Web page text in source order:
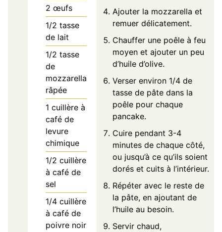
2 œufs
1/2 tasse
de lait
1/2 tasse
de
mozzarella
râpée
1 cuillère à
café de
levure
chimique
1/2 cuillère
à café de
sel
1/4 cuillère
à café de
poivre noir
Ajouter la mozzarella et
remuer délicatement.
Chauffer une poêle à feu
moyen et ajouter un peu
d’huile d’olive.
Verser environ 1/4 de
tasse de pâte dans la
poêle pour chaque
pancake.
Cuire pendant 3-4
minutes de chaque côté,
ou jusqu’à ce qu’ils soient
dorés et cuits à l’intérieur.
Répéter avec le reste de
la pâte, en ajoutant de
l’huile au besoin.
Servir chaud,